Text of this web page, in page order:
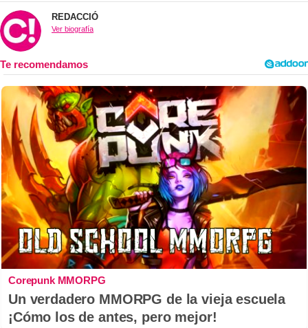
REDACCIÓ
Ver biografía
Corepunk MMORPG
Un verdadero MMORPG de la vieja escuela
¡Cómo los de antes, pero mejor!